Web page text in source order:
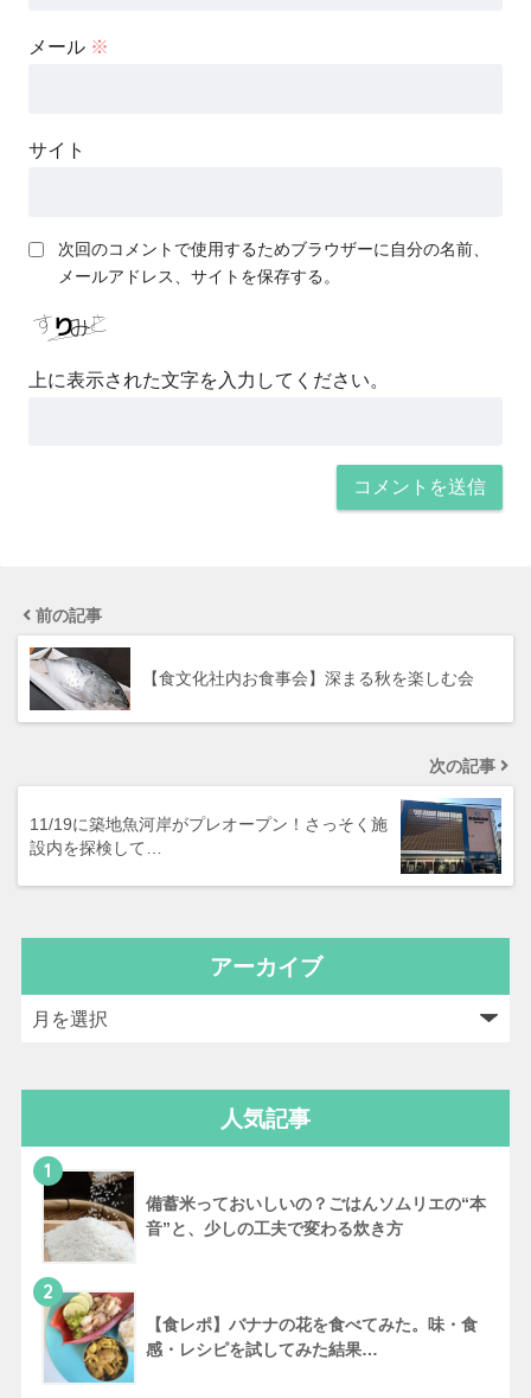
メール ※
サイト
次回のコメントで使用するためブラウザーに自分の名前、
メールアドレス、サイトを保存する。
上に表示された文字を入力してください。
前の記事
【食文化社内お食事会】深まる秋を楽しむ会
次の記事
11/19に築地魚河岸がプレオープン！さっそく施
設内を探検して…
アーカイブ
人気記事
1
備蓄米っておいしいの？ごはんソムリエの“本
音”と、少しの工夫で変わる炊き方
2
【食レポ】バナナの花を食べてみた。味・食
感・レシピを試してみた結果…